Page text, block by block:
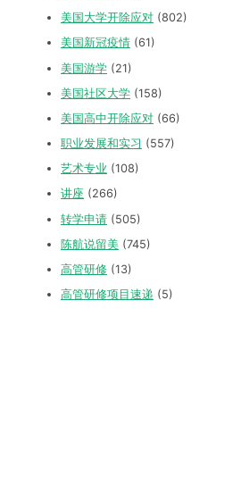
美国大学开除应对 (802)
美国新冠疫情 (61)
美国游学 (21)
美国社区大学 (158)
美国高中开除应对 (66)
职业发展和实习 (557)
艺术专业 (108)
讲座 (266)
转学申请 (505)
陈航说留美 (745)
高管研修 (13)
高管研修项目速递 (5)